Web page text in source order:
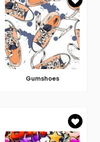
Gumshoes